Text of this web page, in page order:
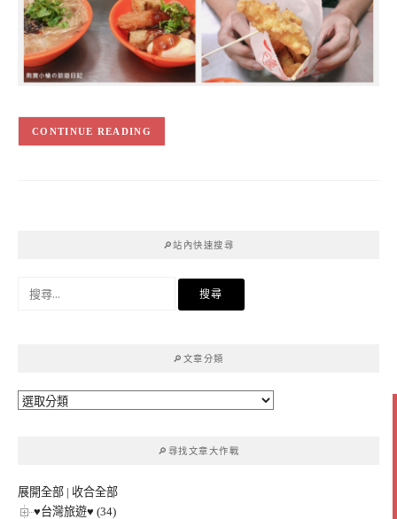
CONTINUE READING
🔎站內快速搜尋
🔎文章分類
🔎
🔎尋找文章大作戰
展開全部 | 收合全部
♥台灣旅遊♥ (34)